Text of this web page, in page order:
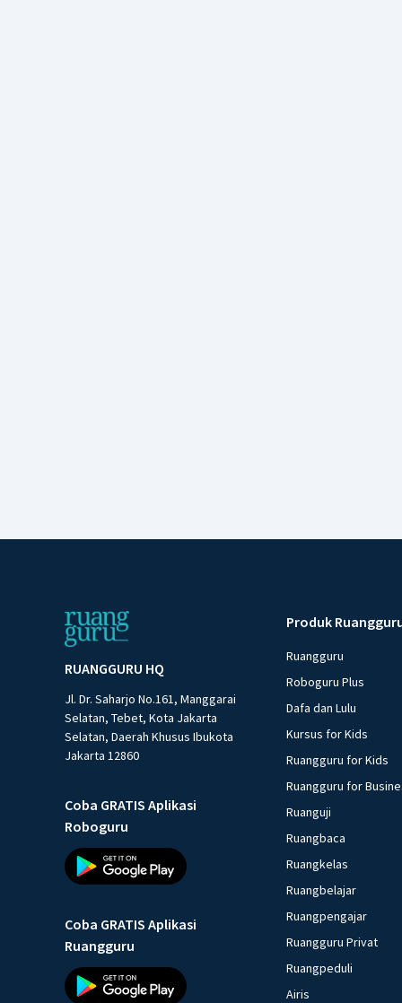
RUANGGURU HQ
Jl. Dr. Saharjo No.161, Manggarai
Selatan, Tebet, Kota Jakarta
Selatan, Daerah Khusus Ibukota
Jakarta 12860
Coba GRATIS Aplikasi
Roboguru
Coba GRATIS Aplikasi
Ruangguru
Produk
Ruangguru
Roboguru Plus
Dafa dan Lulu
Kursus for Kids
Ruangguru for Kids
Ruangguru for
Ruanguji
Ruangbaca
Ruangkelas
Ruangbelajar
Ruangpengajar
Ruangguru Privat
Ruangpeduli
Airis